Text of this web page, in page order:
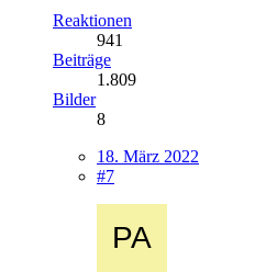
Reaktionen
941
Beiträge
1.809
Bilder
8
18. März 2022
#7